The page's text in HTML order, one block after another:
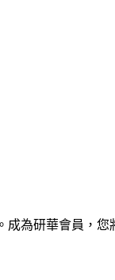
成為研華會員，